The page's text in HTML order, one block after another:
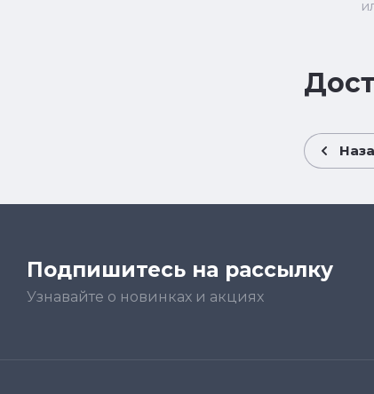
Подпишитесь на рассылку
Узнавайте о новинках и акциях